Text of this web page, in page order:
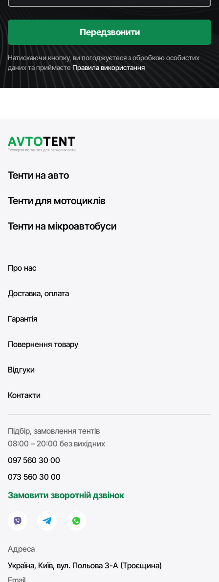
Передзвонити
Натискаючи кнопку, ви погоджуєтеся з обробкою особистих
даних та приймаєтеПравила використання
Тенти на авто
Тенти для мотоциклів
Тенти на мікроавтобуси
Про нас
Доставка, оплата
Гарантія
Повернення товару
Відгуки
Контакти
Підбір, замовлення тентів
08:00 – 20:00 без вихідних
097 560 30 00
073 560 30 00
Замовити зворотній дзвінок
Адреса
Україна, Київ, вул. Польова 3-А (Троєщина)